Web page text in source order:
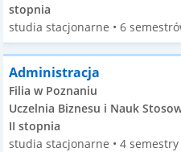
stopnia
studia stacjonarne • 6
Administracja
Filia w Poznaniu
Uczelnia Biznesu i Nauk
II stopnia
studia stacjonarne • 4 semestry